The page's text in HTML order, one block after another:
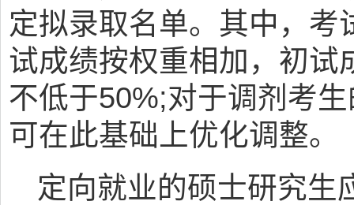
定拟录取名单。其中，
试成绩按权重相加，初试
不低于50%;对于调剂考
可在此基础上优化调整。
定向就业的硕士研究生